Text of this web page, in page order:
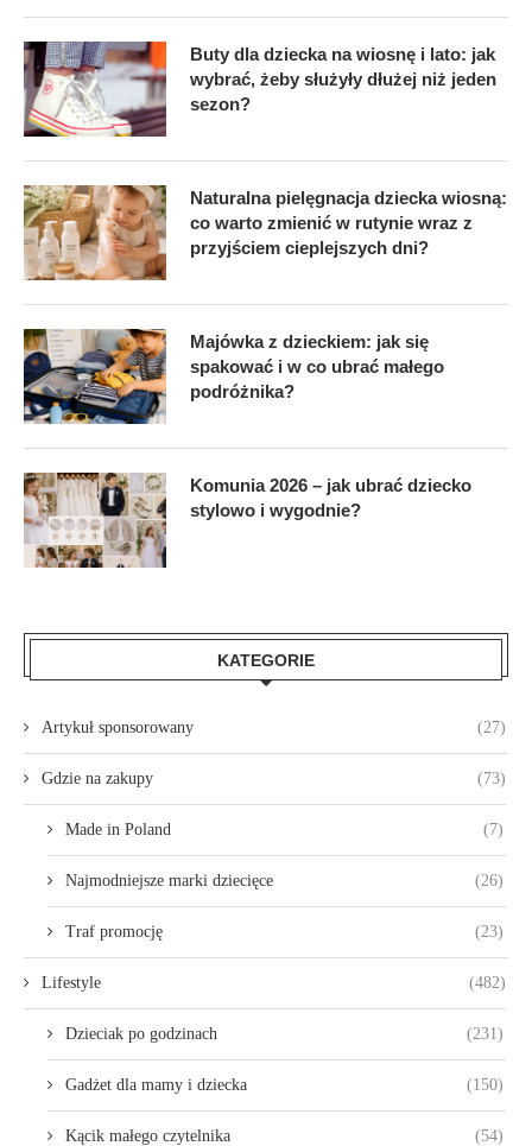
Buty dla dziecka na wiosnę i lato: jak
wybrać, żeby służyły dłużej niż jeden
sezon?
Naturalna pielęgnacja dziecka wiosną:
co warto zmienić w rutynie wraz z
przyjściem cieplejszych dni?
Majówka z dzieckiem: jak się
spakować i w co ubrać małego
podróżnika?
Komunia 2026 – jak ubrać dziecko
stylowo i wygodnie?
KATEGORIE
Artykuł sponsorowany (27)
Gdzie na zakupy (73)
Made in Poland (7)
Najmodniejsze marki dziecięce (26)
Traf promocję (23)
Lifestyle (482)
Dzieciak po godzinach (231)
Gadżet dla mamy i dziecka (150)
Kącik małego czytelnika (54)